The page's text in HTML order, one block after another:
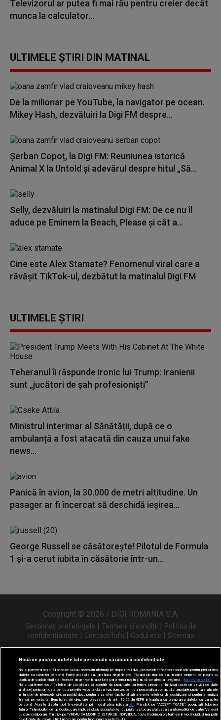
Televizorul ar putea fi mai rău pentru creier decât
munca la calculator...
ULTIMELE ȘTIRI DIN MATINAL
De la milionar pe YouTube, la navigator pe ocean.
Mikey Hash, dezvăluiri la Digi FM despre...
Șerban Copoț, la Digi FM: Reuniunea istorică
Animal X la Untold și adevărul despre hitul „Să...
Selly, dezvăluiri la matinalul Digi FM: De ce nu îl
aduce pe Eminem la Beach, Please și cât a...
Cine este Alex Stamate? Fenomenul viral care a
răvășit TikTok-ul, dezbătut la matinalul Digi FM
ULTIMELE ȘTIRI
Teheranul îi răspunde ironic lui Trump: Iranienii
sunt „jucători de şah profesionişti”
Ministrul interimar al Sănătății, după ce o
ambulanță a fost atacată din cauza unui fake
news...
Panică în avion, la 30.000 de metri altitudine. Un
pasager ar fi încercat să deschidă ieșirea...
George Russell se căsătorește! Pilotul de Formula
1 și-a cerut iubita în căsătorie într-un...
Copyright © 2026 / DIGI ROMANIA S.A.
Gestionați preferințele | Termeni și condiții | Politica de
confidențialitate | Contact/Info | Codul etic | Sitemap
Urmărește-ne și pe
Nouă ne pasă ca datele tale personale să rămână confidențiale
Noi și partenerii noștri31 stocăm și/sau accesăm informații pe dispozitivul dvs., precum identificatorii cookie unici pentru prelucrarea
datelor cu caracter personal. Puteți accepta sau gestiona alegerile dvs. făcând clic mai jos sau în orice moment, pe pagina cu
politica de confidențialitate. Aceste alegeri vor fi raportate partenerilor noștri și nu vă vor afecta navigarea.
Mai multe detalii
Noi si partenerii nostri (retelele de socializare si agentiile de publicitate partenere, precum si furnizorii nostri de servicii de date
analitice) prelucram date pentru a permite website-ului sa functioneze, pentru a personaliza continutul si anunturile publicitare afisate
in functie de interesele si/sau profilul dvs., pentru a va oferi functionalitati aferente retelelor de socializare si pentru a analiza
traficul pe website. Beneficiati de drepturile prevazute de art. 15-22 din GDPR in legatura cu prelucrarea datelor cu caracter
personal. Aceste drepturi pot fi exercitate prin modalitatea indicata aici. Prin click pe “ACCEPT TOATE”, acceptati folosirea
tuturor Tehnologiilor de tip Cookie, care implica inclusiv acceptul dvs. cu privire la stocarea/accesarea informatiilor de catre Vendor-ii
cu care colaboram. Prin click pe “VREAU SA MODIFIC SETARILE INDIVIDUAL” puteti schimba preferintele in mod individual, mai putin